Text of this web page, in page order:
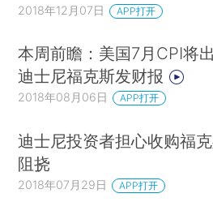
2018年12月07日 APP打开
本周前瞻：美国7月CPI将
迪士尼福克斯发财报
2018年08月06日 APP打开
迪士尼投资者担心收购福
阻挠
2018年07月29日 APP打开